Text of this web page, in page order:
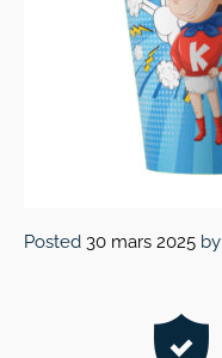
Posted 30 mars 2025 by